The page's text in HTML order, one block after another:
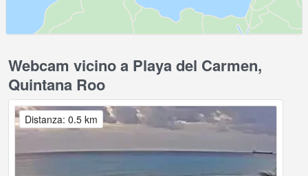
Webcam vicino a Playa del Carmen,
Quintana Roo
Distanza: 0.5 km